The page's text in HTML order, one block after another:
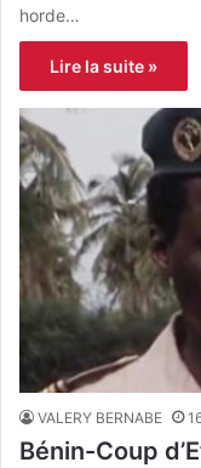
horde…
Lire la suite »
VALERY BERNABE
Bénin-Coup